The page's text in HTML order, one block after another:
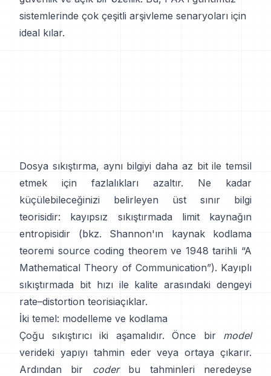
sistemlerinde çok çeşitli arşivleme senaryoları için
ideal kılar.
Dosya sıkıştırma, aynı bilgiyi daha az bit ile temsil
etmek için fazlalıkları azaltır. Ne kadar
küçülebileceğinizi belirleyen üst sınır bilgi
teorisidir: kayıpsız sıkıştırmada limit kaynağın
entropisidir (bkz. Shannon'ın kaynak kodlama
teoremi source coding theorem ve 1948 tarihli “A
Mathematical Theory of Communication”). Kayıplı
sıkıştırmada bit hızı ile kalite arasındaki dengeyi
rate–distortion teorisiaçıklar.
İki temel: modelleme ve kodlama
Çoğu sıkıştırıcı iki aşamalıdır. Önce bir model
verideki yapıyı tahmin eder veya ortaya çıkarır.
Ardından bir coderbu tahminleri neredeyse